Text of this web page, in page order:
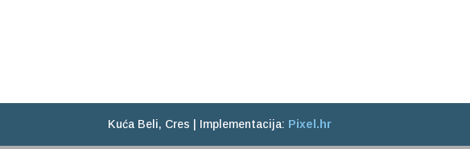
Kuća Beli, Cres | Implementacija: Pixel.hr